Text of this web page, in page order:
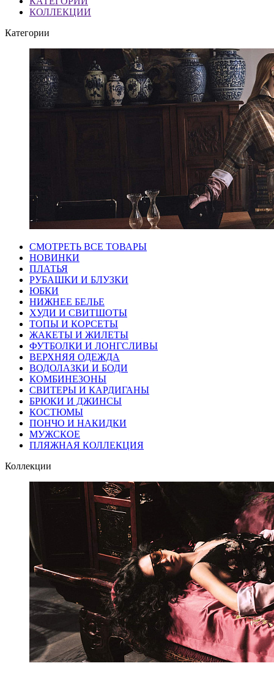
КОЛЛЕКЦИИ
Категории
СМОТРЕТЬ ВСЕ ТОВАРЫ
НОВИНКИ
ПЛАТЬЯ
РУБАШКИ И БЛУЗКИ
ЮБКИ
НИЖНЕЕ БЕЛЬЕ
ХУДИ И СВИТШОТЫ
ТОПЫ И КОРСЕТЫ
ЖАКЕТЫ И ЖИЛЕТЫ
ФУТБОЛКИ И ЛОНГСЛИВЫ
ВЕРХНЯЯ ОДЕЖДА
ВОДОЛАЗКИ И БОДИ
КОМБИНЕЗОНЫ
СВИТЕРЫ И КАРДИГАНЫ
БРЮКИ И ДЖИНСЫ
КОСТЮМЫ
ПОНЧО И НАКИДКИ
МУЖСКОЕ
ПЛЯЖНАЯ КОЛЛЕКЦИЯ
Коллекции